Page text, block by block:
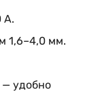
А.
1,6–4,0 мм.
удобно